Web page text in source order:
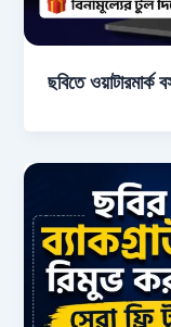
ছবিতে